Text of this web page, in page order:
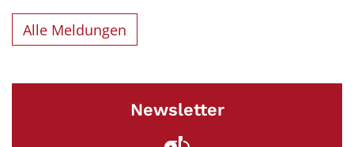
Alle Meldungen
Newsletter